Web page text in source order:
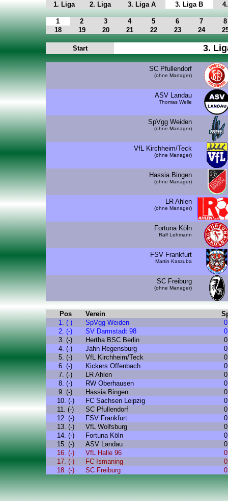
1. Liga 2. Liga 3. Liga A 3. Liga B
1 2 3 4 5 6 7
8
18
19 20 21 22 23 24
Start 3.
SC Pfullendorf
(ohne Manager)
ASV Landau
Thomas Welle
SpVgg Weiden
(ohne Manager)
VfL Kirchheim/Teck
(ohne Manager)
Hassia Bingen
(ohne Manager)
LR Ahlen
(ohne Manager)
Fortuna Köln
Ralf Lehmann
FSV Frankfurt
Martin Kaszuba
SC Freiburg
(ohne Manager)
Pos Verein
1. (-)
SpVgg Weiden
0
2. (-)
SV Darmstadt 98
0
3. (-)
Hertha BSC Berlin
0
4. (-)
Jahn Regensburg
0
5. (-)
VfL Kirchheim/Teck
0
6. (-)
Kickers Offenbach
0
7. (-)
LR Ahlen
0
8. (-)
RW Oberhausen
0
9. (-)
Hassia Bingen
0
10. (-)
FC Sachsen Leipzig
0
11. (-)
SC Pfullendorf
0
12. (-)
FSV Frankfurt
0
13. (-)
VfL Wolfsburg
0
14. (-)
Fortuna Köln
0
15. (-)
ASV Landau
0
16. (-)
VfL Halle 96
0
17. (-)
FC Ismaning
0
18. (-)
SC Freiburg 0